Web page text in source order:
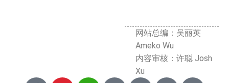
网站总编：吴丽英
Ameko Wu
内容审核：许聪 Josh
Xu